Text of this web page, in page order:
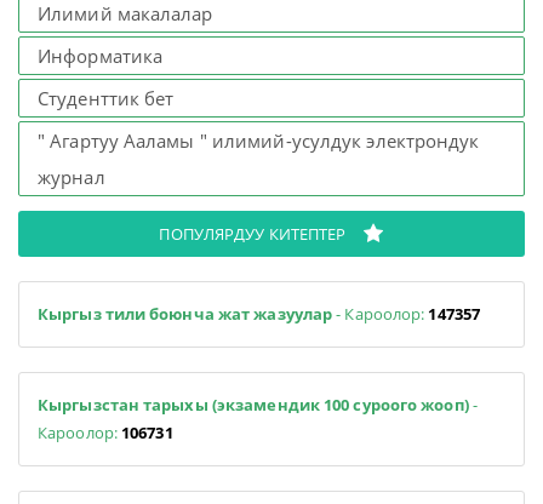
Илимий макалалар
Информатика
Студенттик бет
" Агартуу Ааламы " илимий-усулдук электрондук
журнал
ПОПУЛЯРДУУ КИТЕПТЕР
Кыргыз тили боюнча жат жазуулар- Кароолор: 147357
Кыргызстан тарыхы (экзамендик 100 суроого жооп)-
Кароолор: 106731